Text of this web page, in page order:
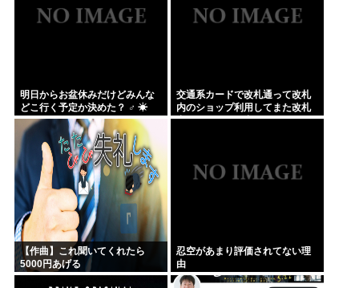
明日からお盆休みだけどみんな
どこ行く予定か決めた？ ‍♂ ☀
交通系カードで改札通って改札
内のショップ利用してまた改札
出ようとしたら出られなくてワ
【作曲】これ聞いてくれたら
5000円あげる
忍空があまり評価されてない理
由